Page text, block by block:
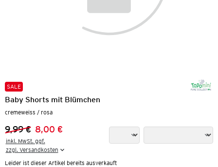
SALE
Baby Shorts mit Blümchen
cremeweiss / rosa
Vorheriger Preis:
9,99 €
Neuer Preis:
8,00 €
inkl. MwSt. ggf.
zzgl. Versandkosten
Leider ist dieser Artikel bereits ausverkauft